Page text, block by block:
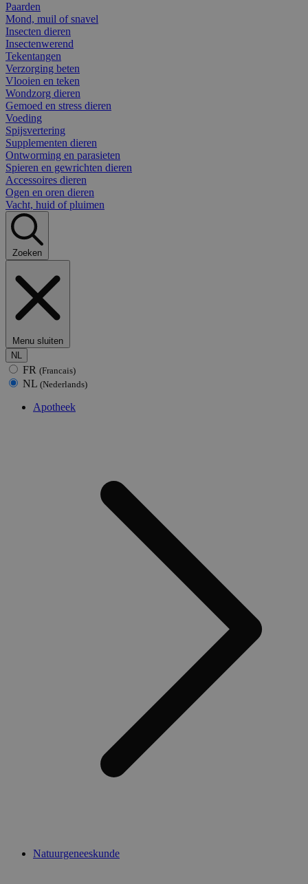
Paarden
Mond, muil of snavel
Insecten dieren
Insectenwerend
Tekentangen
Verzorging beten
Vlooien en teken
Wondzorg dieren
Gemoed en stress dieren
Voeding
Spijsvertering
Supplementen dieren
Ontworming en parasieten
Spieren en gewrichten dieren
Accessoires dieren
Ogen en oren dieren
Vacht, huid of pluimen
Zoeken
Menu sluiten
NL
FR (Francais)
NL (Nederlands)
Apotheek
Natuurgeneeskunde